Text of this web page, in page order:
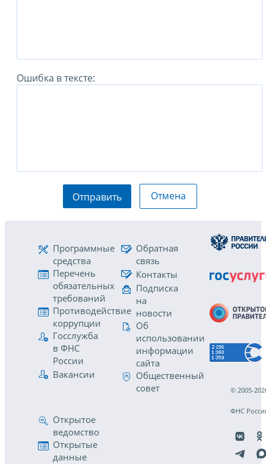
Ошибка в тексте:
Отправить Отмена
Программные
средства
Перечень
обязательных
требований
Противодействие
коррупции
Госслужба
в ФНС
России
Вакансии
Обратная
связь
Контакты
Подписка
на
новости
Об
использовании
информации
сайта
Общественный
совет
Открытое
ведомство
Открытые
данные
© 2005-
ФНС